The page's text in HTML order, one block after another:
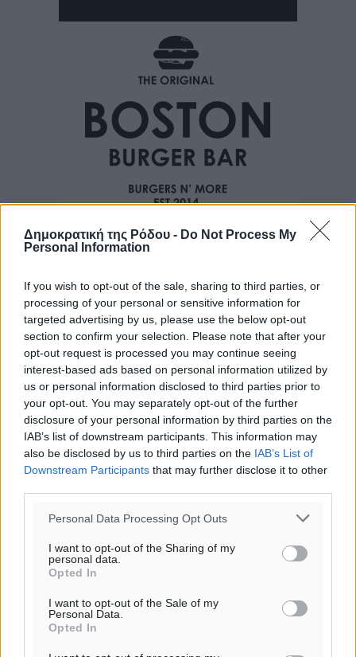
Δημοκρατική της Ρόδου - Do Not Process My
Personal Information
If you wish to opt-out of the sale, sharing to third parties, or
processing of your personal or sensitive information for
targeted advertising by us, please use the below opt-out
section to confirm your selection. Please note that after your
opt-out request is processed you may continue seeing
interest-based ads based on personal information utilized by
us or personal information disclosed to third parties prior to
your opt-out. You may separately opt-out of the further
disclosure of your personal information by third parties on the
IAB’s list of downstream participants. This information may
also be disclosed by us to third parties on the IAB’s List of
Downstream Participants that may further disclose it to other
Personal Data Processing Opt Outs
I want to opt-out of the Sharing of my
personal data.
Opted In
I want to opt-out of the Sale of my
Personal Data.
Opted In
Ροή ειδήσεων
Γ’ Εθνική Κατηγορία: Οι ημερομηνίες των
Αθλητικά• πριν 3 ώρες
Συνελήφθησαν δύο άτομα στην Κάρπαθο για άγρα
πελατών
Τοπικές Ειδήσεις• πριν 4 ώρες